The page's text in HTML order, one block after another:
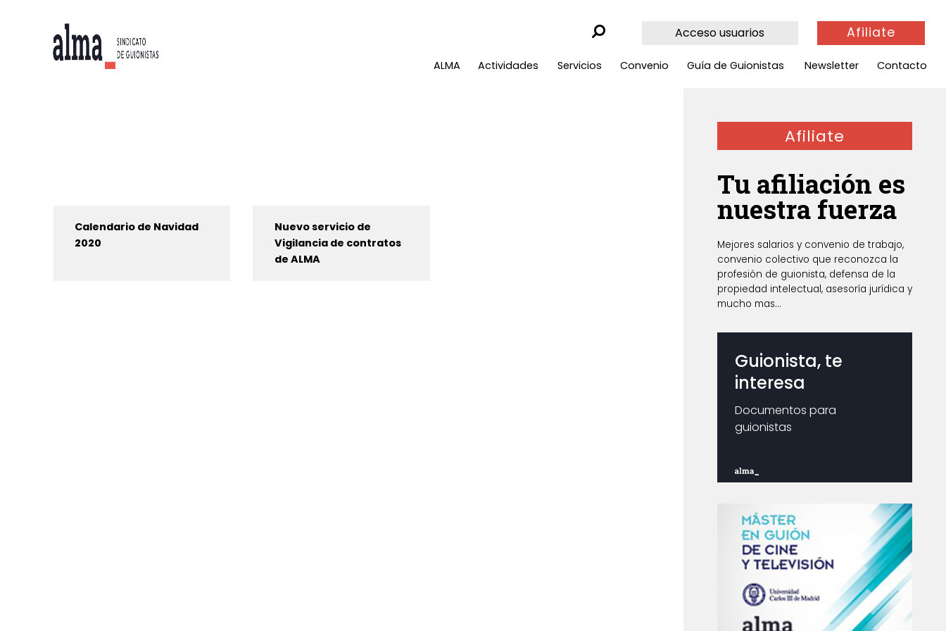
Acceso usuarios Afiliate
ALMA Actividades Servicios Convenio Guía de Guionistas Newsletter Contacto
Calendario de Navidad
2020
Nuevo servicio de
Vigilancia de contratos
de ALMA
Afiliate
Tu afiliación es
nuestra fuerza
Mejores salarios y convenio de trabajo,
convenio colectivo que reconozca la
profesión de guionista, defensa de la
propiedad intelectual, asesoría jurídica y
mucho mas...
Guionista, te
interesa
Documentos para
guionistas